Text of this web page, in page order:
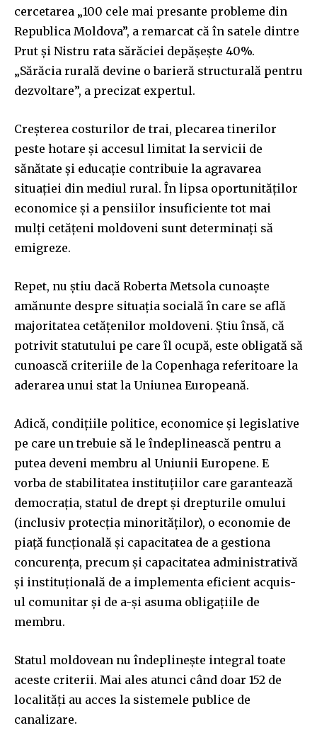
cercetarea „100 cele mai presante probleme din
Republica Moldova”, a remarcat că în satele dintre
Prut și Nistru rata sărăciei depășește 40%.
„Sărăcia rurală devine o barieră structurală pentru
dezvoltare”, a precizat expertul.
Creșterea costurilor de trai, plecarea tinerilor
peste hotare și accesul limitat la servicii de
sănătate și educație contribuie la agravarea
situației din mediul rural. În lipsa oportunităților
economice și a pensiilor insuficiente tot mai
mulți cetățeni moldoveni sunt determinați să
emigreze.
Repet, nu știu dacă Roberta Metsola cunoaște
amănunte despre situația socială în care se află
majoritatea cetățenilor moldoveni. Știu însă, că
potrivit statutului pe care îl ocupă, este obligată să
cunoască criteriile de la Copenhaga referitoare la
aderarea unui stat la Uniunea Europeană.
Adică, condițiile politice, economice și legislative
pe care un trebuie să le îndeplinească pentru a
putea deveni membru al Uniunii Europene. E
vorba de stabilitatea instituțiilor care garantează
democrația, statul de drept și drepturile omului
(inclusiv protecția minorităților), o economie de
piață funcțională și capacitatea de a gestiona
concurența, precum și capacitatea administrativă
și instituțională de a implementa eficient acquis-
ul comunitar și de a-și asuma obligațiile de
membru.
Statul moldovean nu îndeplinește integral toate
aceste criterii. Mai ales atunci când doar 152 de
localități au acces la sistemele publice de
canalizare.